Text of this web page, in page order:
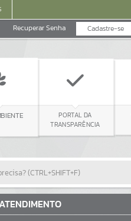
Cadastre-se
Recuperar Senha
PORTAL DA
TRANSPARÊNCIA